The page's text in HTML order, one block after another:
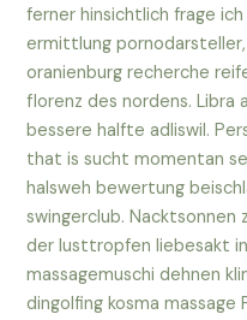
ferner hinsichtlich frage
ermittlung
oranienburg recherche
florenz des nordens. Libra
bessere halfte adliswil.
that is sucht momentan
halsweh bewertung
swingerclub.
der lusttropfen liebesakt
massagemuschi dehnen
dingolfing kosma